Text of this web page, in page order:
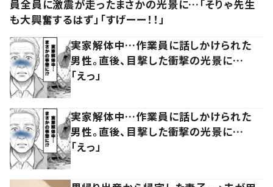
員全員に激震が走ったまさかの光景に…「そりゃ先生
も大興奮するはず」「すげーー！！」
実家解体中…作業員に話しかけられた
男性。直後、目撃した衝撃の光景に…
「えっ」
実家解体中…作業員に話しかけられた
男性。直後、目撃した衝撃の光景に…
「えっ」